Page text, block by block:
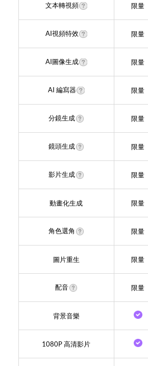
文本轉視頻 限量
AI視頻特效 限量
AI圖像生成 限量
AI 編寫器 限量
分鏡生成 限量
鏡頭生成 限量
影片生成 限量
動畫化生成 限量
角色選角 限量
圖片重生 限量
配音 限量
背景音樂
1080P 高清影片